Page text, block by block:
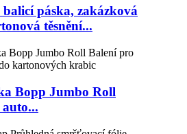
páska, zakázková
těsnění...
Bopp Jumbo Roll